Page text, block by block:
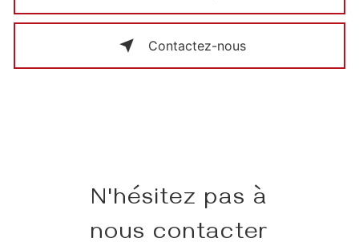
Contactez-nous
N'hésitez pas à
nous contacter